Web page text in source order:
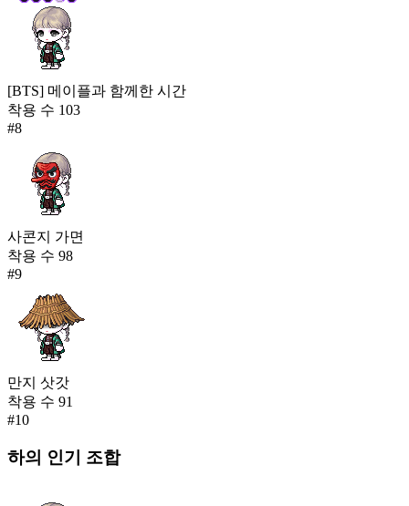
[BTS] 메이플과 함께한 시간
착용 수 103
#8
사콘지 가면
착용 수 98
#9
만지 삿갓
착용 수 91
#10
하의 인기 조합